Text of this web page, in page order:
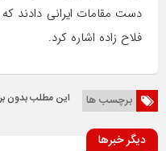
دست مقامات ایرانی دادند
فلاح زاده اشاره کرد.
برچسب ها این مطلب بدون
دیگر خبرها